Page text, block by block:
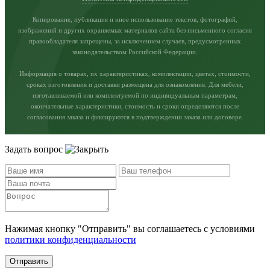
Копирование, публикация и иное использование текстов, фотографий,
изображений и других охраняемых материалов сайта без письменного согласия
правообладателя запрещены, за исключением случаев, предусмотренных
законодательством Российской Федерации.
Информация о товарах, их характеристиках, комплектации, цветах, стоимости,
сроках изготовления и доставки размещена для ознакомления. Для мебели,
изготавливаемой или комплектуемой по индивидуальным параметрам,
окончательные характеристики, стоимость и сроки определяются после
согласования заказа и фиксируются в подтверждении заказа или договоре.
Задать вопрос
Нажимая кнопку "Отправить" вы соглашаетесь с условиями
политики конфиденциальности
Отправить